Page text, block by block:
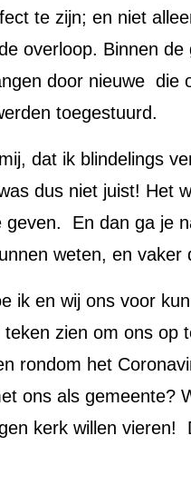
te zijn; en niet
overloop. Binnen
door nieuwe die
toegestuurd.
dat ik blindelings
dus niet juist! Het
geven. En dan ga je
weten, en
ik en wij ons voor
zien om ons op
rondom het
ons als gemeente?
kerk willen